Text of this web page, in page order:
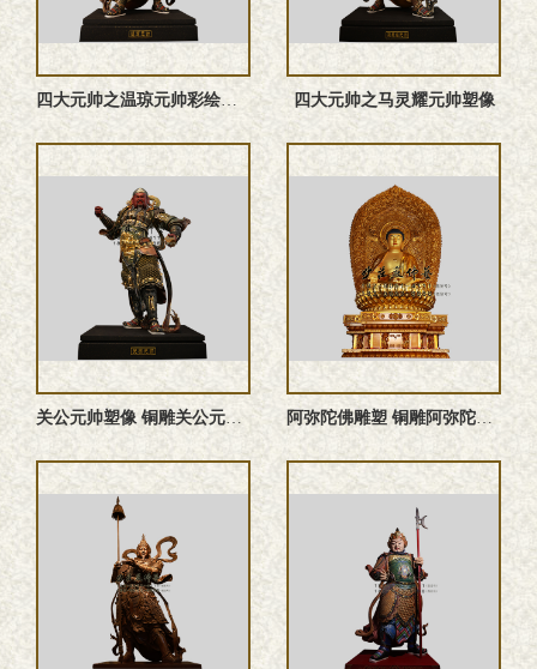
四大元帅之温琼元帅‌彩绘神像 四大元帅之马灵耀元帅塑像
关公元帅塑像 铜雕关公元帅 关公元帅雕塑 关公元帅神像 阿弥陀佛雕塑 铜雕阿弥陀佛塑像